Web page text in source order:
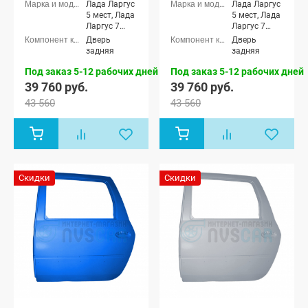
Лада Ларгус
5 мест, Лада
Ларгус 7
мест, Лада
Ларгус
мест, Лада
Кросс 7
Ларгус FL 7
мест, Лада
мест, Лада
Ларгус FL
Кросс 7 мест
Дверь
задняя
Под заказ 5-12 рабочих дней
39 760 руб.
43 560
Лада Ларгус
5 мест, Лада
Ларгус 7
мест, Лада
Ларгус
мест, Лада
Кросс 7
Ларгус FL 7
мест, Лада
мест, Лада
Ларгус FL
Кросс 7 мест
Дверь
задняя
Под заказ 5-12 рабочих дней
39 760 руб.
43 560
Скидки Скидки